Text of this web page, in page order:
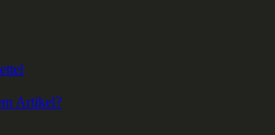
Artikel?